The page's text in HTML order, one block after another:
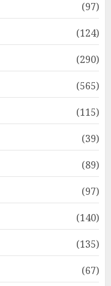
(97)
(124)
(290)
(565)
(115)
(39)
(89)
(97)
(140)
(135)
(67)